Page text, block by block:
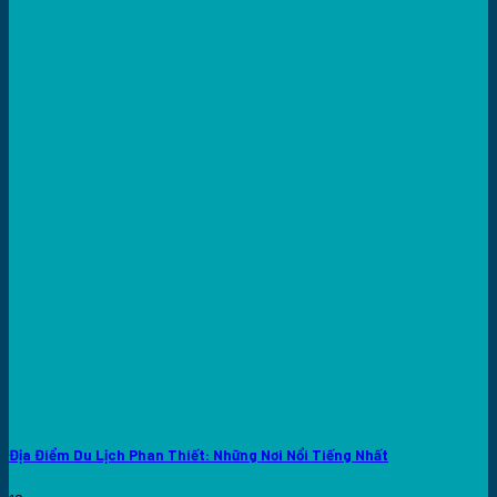
Địa Điểm Du Lịch Phan Thiết: Những Nơi Nổi Tiếng Nhất